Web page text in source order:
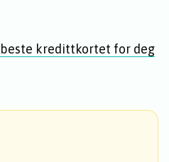
kredittkortet for deg